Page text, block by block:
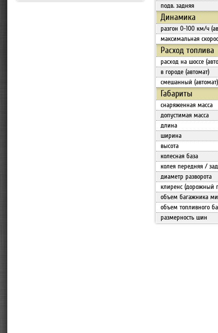
подв. задняя
Динамика
разгон 0-100 км/ч
максимальная
Расход топлива
расход на шоссе
в городе (автомат)
смешанный (автомат)
Габариты
снаряженная масса
допустимая масса
длина
ширина
высота
колесная база
колея передняя /
диаметр разворота
клиренс (дорожный
объем багажника
объем топливного
размерность шин